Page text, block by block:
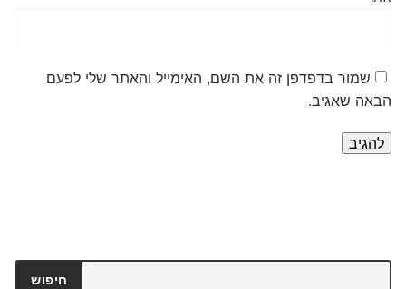
שמור בדפדפן זה את השם, האימייל והאתר שלי לפעם
הבאה שאגיב.
חיפוש